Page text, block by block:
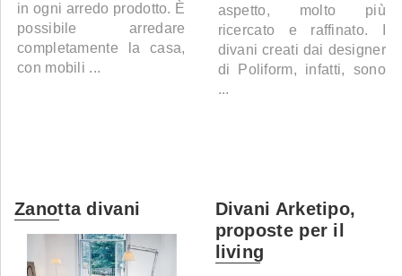
in ogni arredo prodotto. È
possibile arredare
completamente la casa,
con mobili ...
aspetto, molto più
ricercato e raffinato. I
divani creati dai designer
di Poliform, infatti, sono
...
Zanotta divani
Divani Arketipo,
proposte per il
living